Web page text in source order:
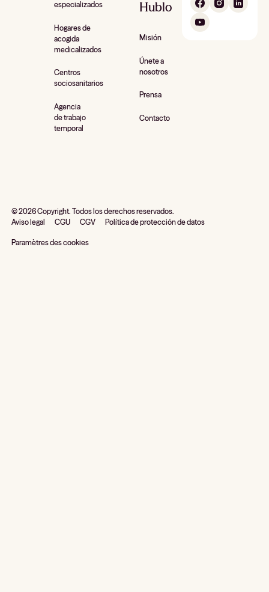
especializados
Hogares de
acogida
medicalizados
Centros
sociosanitarios
Agencia
de trabajo
temporal
Hublo
Misión
Únete a
nosotros
Prensa
Contacto
©2026Copyright. Todos los derechos reservados.
Aviso legal
CGU CGV Política de protección de datos
Paramètres des cookies